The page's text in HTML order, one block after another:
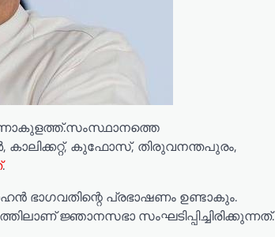
കുഫോസ്, തിരുവനന്തപുരം,
.
ഭാഗവതിന്റെ പ്രഭാഷണം ഉണ്ടാകും.
ജ്ഞാനസഭാ സംഘടിപ്പിച്ചിരിക്കുന്നത്.